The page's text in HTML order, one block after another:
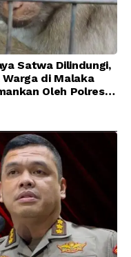
Satwa Dilindungi,
Warga di Malaka
Oleh Polres